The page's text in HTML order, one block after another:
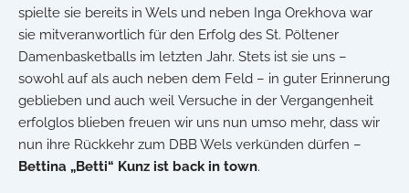
spielte sie bereits in Wels und neben Inga Orekhova war
sie mitveranwortlich für den Erfolg des St. Pöltener
Damenbasketballs im letzten Jahr. Stets ist sie uns –
sowohl auf als auch neben dem Feld – in guter Erinnerung
geblieben und auch weil Versuche in der Vergangenheit
erfolglos blieben freuen wir uns nun umso mehr, dass wir
nun ihre Rückkehr zum DBB Wels verkünden dürfen –
Bettina „Betti“ Kunz ist back in town.